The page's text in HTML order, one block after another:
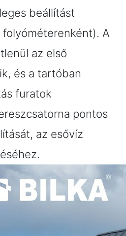
beállítást
A
az első
és a tartóban
furatok
pontos
az esővíz